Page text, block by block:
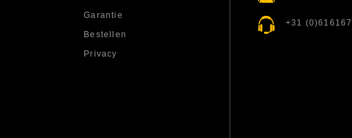
Garantie
Bestellen
Privacy
+31